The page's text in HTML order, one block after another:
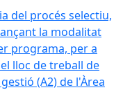
del procés selectiu,
la modalitat
programa, per a
lloc de treball de
(A2) de l'Àrea